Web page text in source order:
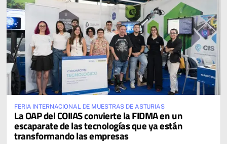
FERIA INTERNACIONAL DE MUESTRAS DE ASTURIAS
La OAP del COIIAS convierte la FIDMA en un
escaparate de las tecnologías que ya están
transformando las empresas